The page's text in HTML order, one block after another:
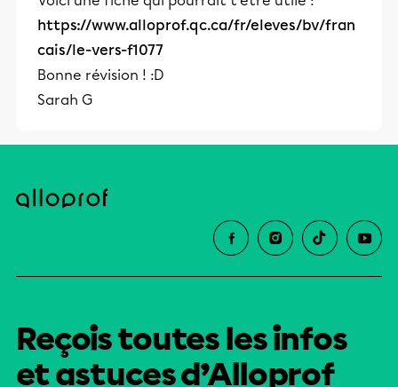
https://www.alloprof.qc.ca/fr/eleves/bv/fran
cais/le-vers-f1077
Bonne révision ! :D
Sarah G
Reçois toutes les infos
et astuces d’Alloprof